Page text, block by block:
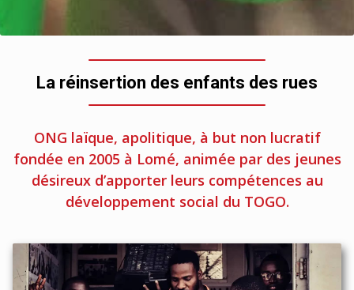
La réinsertion des enfants des rues
ONG laïque, apolitique, à but non lucratif
fondée en 2005 à Lomé, animée par des jeunes
désireux d’apporter leurs compétences au
développement social du TOGO.